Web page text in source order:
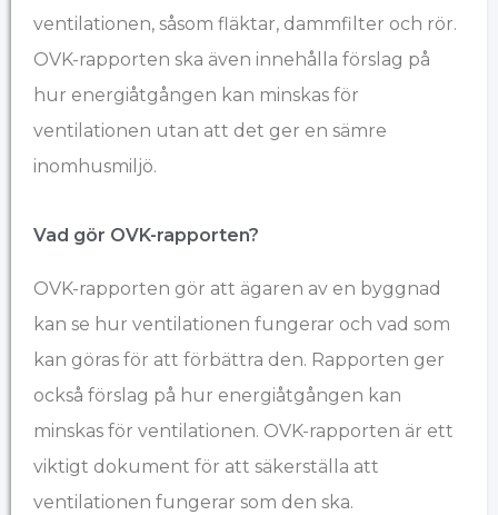
ventilationen, såsom fläktar, dammfilter och rör.
OVK-rapporten ska även innehålla förslag på
hur energiåtgången kan minskas för
ventilationen utan att det ger en sämre
inomhusmiljö.
Vad gör OVK-rapporten?
OVK-rapporten gör att ägaren av en byggnad
kan se hur ventilationen fungerar och vad som
kan göras för att förbättra den. Rapporten ger
också förslag på hur energiåtgången kan
minskas för ventilationen. OVK-rapporten är ett
viktigt dokument för att säkerställa att
ventilationen fungerar som den ska.